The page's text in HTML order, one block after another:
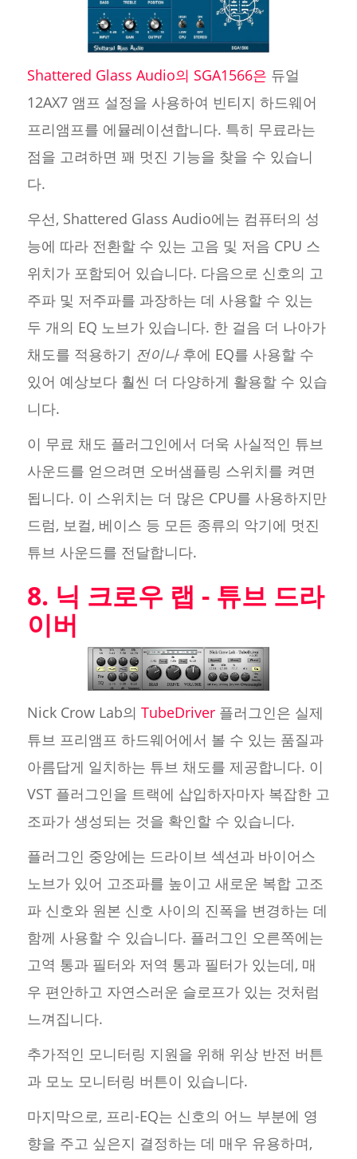
Shattered Glass Audio의 SGA1566은 듀얼
12AX7 앰프 설정을 사용하여 빈티지 하드웨어
프리앰프를 에뮬레이션합니다. 특히 무료라는
점을 고려하면 꽤 멋진 기능을 찾을 수 있습니
다.
우선, Shattered Glass Audio에는 컴퓨터의 성
능에 따라 전환할 수 있는 고음 및 저음 CPU 스
위치가 포함되어 있습니다. 다음으로 신호의 고
주파 및 저주파를 과장하는 데 사용할 수 있는
두 개의 EQ 노브가 있습니다. 한 걸음 더 나아가
채도를 적용하기 전이나후에 EQ를 사용할 수
있어 예상보다 훨씬 더 다양하게 활용할 수 있습
니다.
이 무료 채도 플러그인에서 더욱 사실적인 튜브
사운드를 얻으려면 오버샘플링 스위치를 켜면
됩니다. 이 스위치는 더 많은 CPU를 사용하지만
드럼, 보컬, 베이스 등 모든 종류의 악기에 멋진
튜브 사운드를 전달합니다.
8. 닉 크로우 랩 - 튜브 드라
이버
Nick Crow Lab의 TubeDriver플러그인은 실제
튜브 프리앰프 하드웨어에서 볼 수 있는 품질과
아름답게 일치하는 튜브 채도를 제공합니다. 이
VST 플러그인을 트랙에 삽입하자마자 복잡한 고
조파가 생성되는 것을 확인할 수 있습니다.
플러그인 중앙에는 드라이브 섹션과 바이어스
노브가 있어 고조파를 높이고 새로운 복합 고조
파 신호와 원본 신호 사이의 진폭을 변경하는 데
함께 사용할 수 있습니다. 플러그인 오른쪽에는
고역 통과 필터와 저역 통과 필터가 있는데, 매
우 편안하고 자연스러운 슬로프가 있는 것처럼
느껴집니다.
추가적인 모니터링 지원을 위해 위상 반전 버튼
과 모노 모니터링 버튼이 있습니다.
마지막으로, 프리-EQ는 신호의 어느 부분에 영
향을 주고 싶은지 결정하는 데 매우 유용하며,